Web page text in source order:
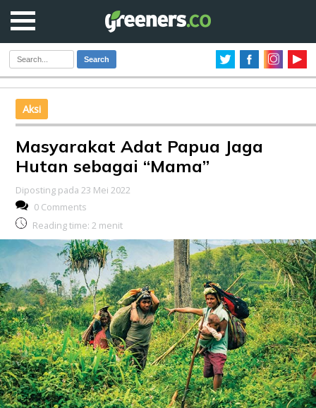
Search
Aksi
Masyarakat Adat Papua Jaga
Hutan sebagai “Mama”
Diposting pada 23 Mei 2022
0 Comments
Reading time: 2 menit